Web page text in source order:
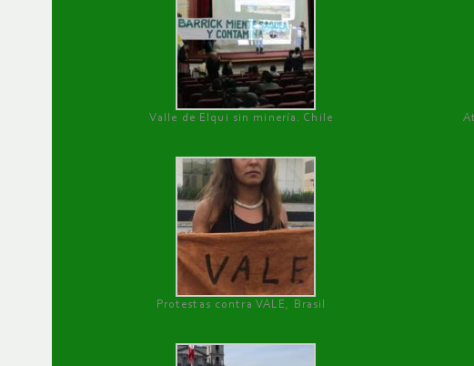
Valle de Elqui sin minería. Chile
Protestas contra VALE, Brasil